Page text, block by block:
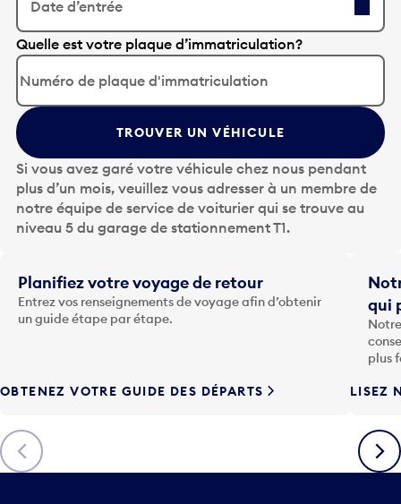
Date d’entrée
A
p
p
u
y
e
z
s
u
r
l
t
o
u
F
è
c
h
Quelle est votre plaque d’immatriculation?
TROUVER UN VÉHICULE
Si vous avez garé votre véhicule chez nous pendant
plus d’un mois, veuillez vous adresser à un membre de
notre équipe de service de voiturier qui se trouve au
niveau 5 du garage de stationnement T1.
Précédent
Planifiez votre voyage de retour
Entrez vos renseignements de voyage afin d’obtenir
un guide étape par étape.
OBTENEZ VOTRE GUIDE DES DÉPARTS
qui
plus
LISEZ